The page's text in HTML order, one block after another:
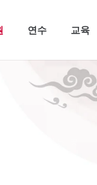
연수 교육